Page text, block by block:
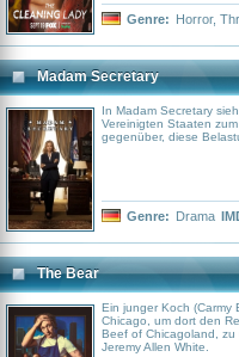
Genre: Horror,
Madam Secretary
In Madam Secretary
Vereinigten Staaten
gegenüber, diese
Genre: Drama
The Bear
Ein junger Koch (Carmy
Chicago, um dort den
Beef of Chicagoland, zu
Jeremy Allen White.